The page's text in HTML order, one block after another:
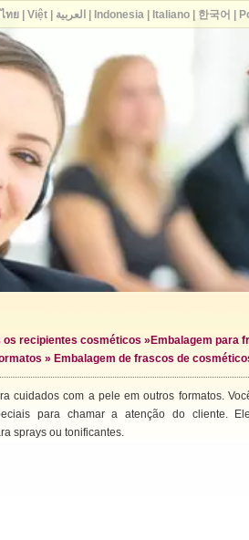
os recipientes cosméticos » Embalagem para
» Embalagem de frascos de
cuidados com a pele em outros formatos.
para chamar a atenção do cliente.
sprays ou tonificantes.
ไทย| Việt| العربية Indonesia| Italiano| 한국어